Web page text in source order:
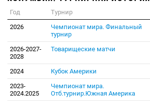
Год Турнир
2026
Чемпионат мира. Финальный
турнир
2026-2027-
2028
Товарищеские матчи
2024 Кубок Америки
2023-
2024.2025
Чемпионат мира.
Отб.турнир.Южная Америка